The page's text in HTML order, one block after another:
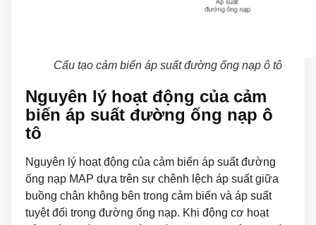
Cấu tạo cảm biến áp suất đường ống nạp ô tô
Nguyên lý hoạt động của cảm
biến áp suất đường ống nạp ô
tô
Nguyên lý hoạt động của cảm biến áp suất đường
ống nạp MAP dựa trên sự chênh lệch áp suất giữa
buồng chân không bên trong cảm biến và áp suất
tuyệt đối trong đường ống nạp. Khi động cơ hoạt